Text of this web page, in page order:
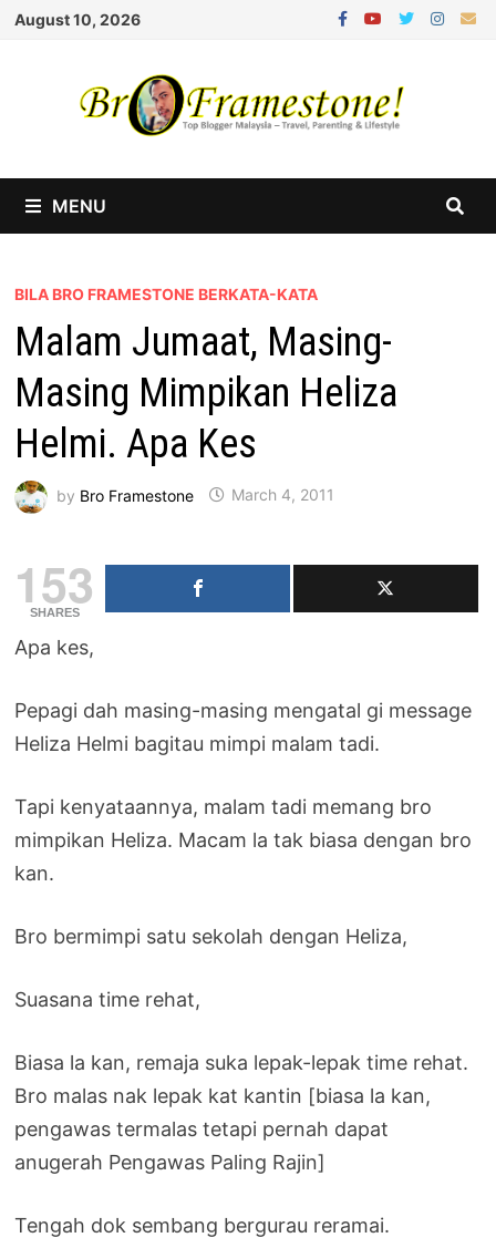
Skip
August 10, 2026
MENU
BILA BRO FRAMESTONE BERKATA-KATA
Malam Jumaat, Masing-
Masing Mimpikan Heliza
Helmi. Apa Kes
by Bro Framestone March 4, 2011
153
SHARES
Apa kes,
Pepagi dah masing-masing mengatal gi message
Heliza Helmi bagitau mimpi malam tadi.
Tapi kenyataannya, malam tadi memang bro
mimpikan Heliza. Macam la tak biasa dengan bro
kan.
Bro bermimpi satu sekolah dengan Heliza,
Suasana time rehat,
Biasa la kan, remaja suka lepak-lepak time rehat.
Bro malas nak lepak kat kantin [biasa la kan,
pengawas termalas tetapi pernah dapat
anugerah Pengawas Paling Rajin]
Tengah dok sembang bergurau reramai.